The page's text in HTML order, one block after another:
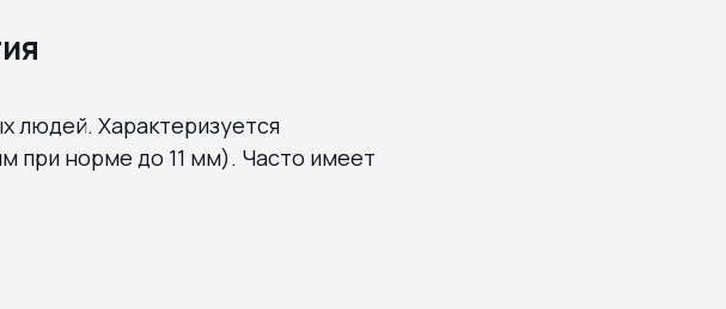
людей. Характеризуется
при норме до 11 мм). Часто имеет